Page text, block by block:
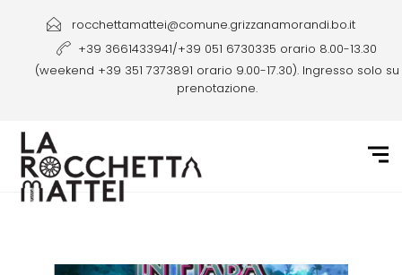
rocchettamattei@comune.grizzanamorandi.bo.it
+39 3661433941/+39 051 6730335 orario 8.00-13.30
(weekend +39 351 7373891 orario 9.00-17.30). Ingresso solo su
prenotazione.